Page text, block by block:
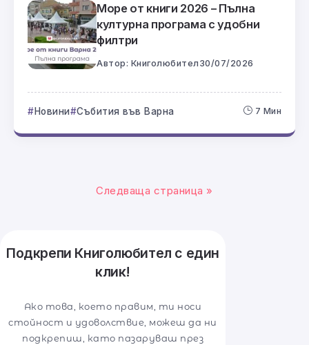
Море от книги 2026 – Пълна
културна програма с удобни
филтри
Автор: Книголюбител 30/07/2026
Новини Събития във Варна 7 Мин
Следваща страница »
Подкрепи Книголюбител с един
клик!
Ако това, което правим, ти носи
стойност и удоволствие, можеш да ни
подкрепиш, като пазаруваш през